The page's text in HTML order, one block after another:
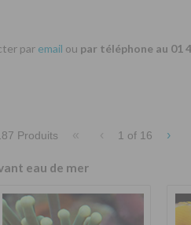
par email ou par téléphone au 01
Produits « ‹ 1 of 16 ›
eau de mer